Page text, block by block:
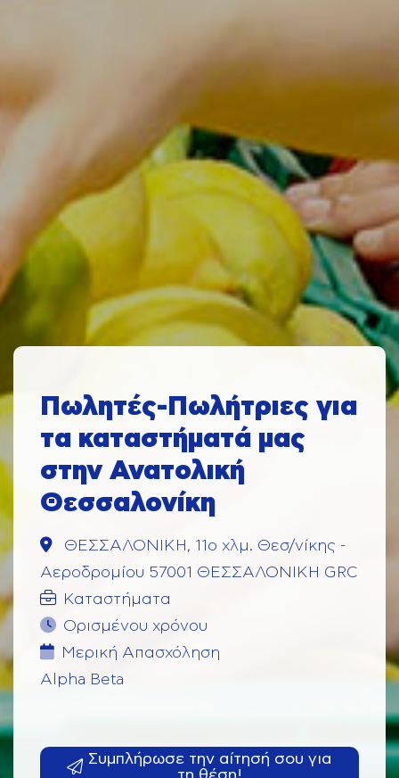
Πωλητές-Πωλήτριες για
τα καταστήματά μας
στην Ανατολική
Θεσσαλονίκη
ΘΕΣΣΑΛΟΝΙΚΗ, 11o χλμ. Θεσ/νίκης -
Αεροδρομίου 57001 ΘΕΣΣΑΛΟΝΙΚΗ GRC
Καταστήματα
Ορισμένου χρόνου
Μερική Aπασχόληση
Alpha Beta
Συμπλήρωσε την αίτησή σου για